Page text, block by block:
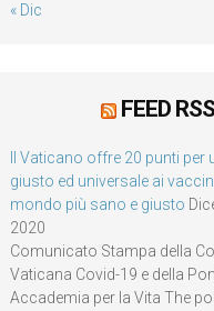
« Dic
FEED RSS
Il Vaticano offre 20 punti per
giusto ed universale ai
mondo più sano e giusto
2020
Comunicato Stampa della
Vaticana Covid-19 e della
Accademia per la Vita The